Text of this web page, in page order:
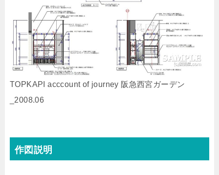
TOPKAPI acccount of journey 阪急西宮ガーデン
_2008.06
作図説明